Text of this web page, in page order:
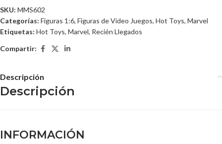
SKU: MMS602
Categorías: Figuras 1:6, Figuras de Video Juegos, Hot Toys, Marvel
Etiquetas: Hot Toys, Marvel, Recién Llegados
Compartir:
Descripción
Descripción
INFORMACIÓN